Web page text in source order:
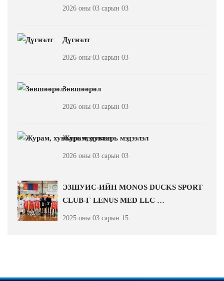
2026 оны 03 сарын 03
Дүгнэлт
2026 оны 03 сарын 03
Зөвшөөрөл
2026 оны 03 сарын 03
Журам, хуваарь мэдээлэл
2026 оны 03 сарын 03
ЭЗШУИС-ИЙН MONOS DUCKS SPORT
CLUB-Г LENUS MED LLC …
2025 оны 03 сарын 15